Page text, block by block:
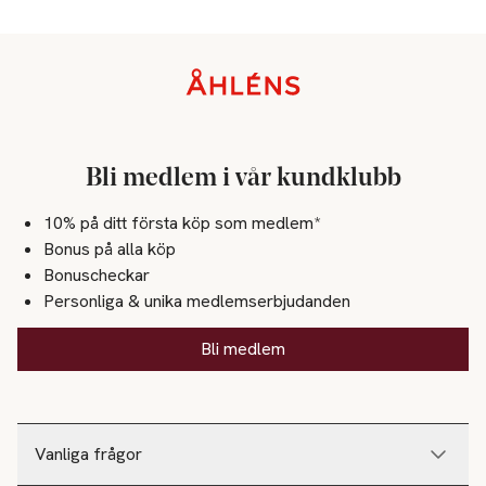
Vanliga frågor
Bli medlem i vår kundklubb
10% på ditt första köp som medlem*
Bonus på alla köp
Bonuscheckar
Personliga & unika medlemserbjudanden
Bli medlem